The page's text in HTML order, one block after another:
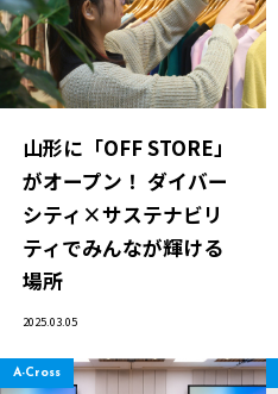
山形に「OFF STORE」
がオープン！ ダイバー
シティ×サステナビリ
ティでみんなが輝ける
場所
2025.03.05
A-Cross